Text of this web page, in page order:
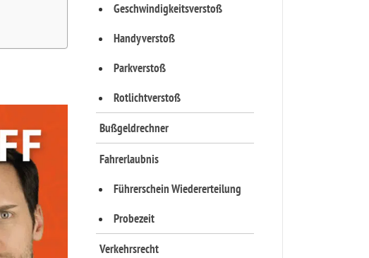
Geschwindigkeitsverstoß
Handyverstoß
Parkverstoß
Rotlichtverstoß
Bußgeldrechner
Fahrerlaubnis
Führerschein Wiedererteilung
Probezeit
Verkehrsrecht